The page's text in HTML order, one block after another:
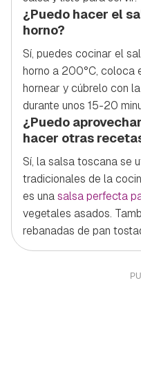
¿Puedo hacer el
horno?
Sí, puedes cocinar el
horno a 200°C, coloca
hornear y cúbrelo con
durante unos 15-20
¿Puedo
hacer otras
Sí, la salsa toscana se
tradicionales de la
es unasalsa perfecta
vegetales asados.
rebanadas de pan